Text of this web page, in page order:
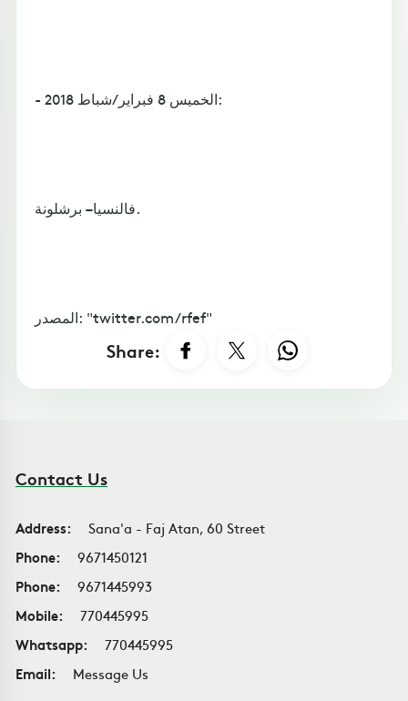
- الخميس 8 فبراير/شباط 2018:
فالنسيا – برشلونة.
المصدر: "twitter.com/rfef"
Share:
Contact Us
Address:
Sana'a - Faj Atan, 60 Street
Phone:
9671450121
Phone:
9671445993
Mobile:
770445995
Whatsapp:
770445995
Email:
Message Us